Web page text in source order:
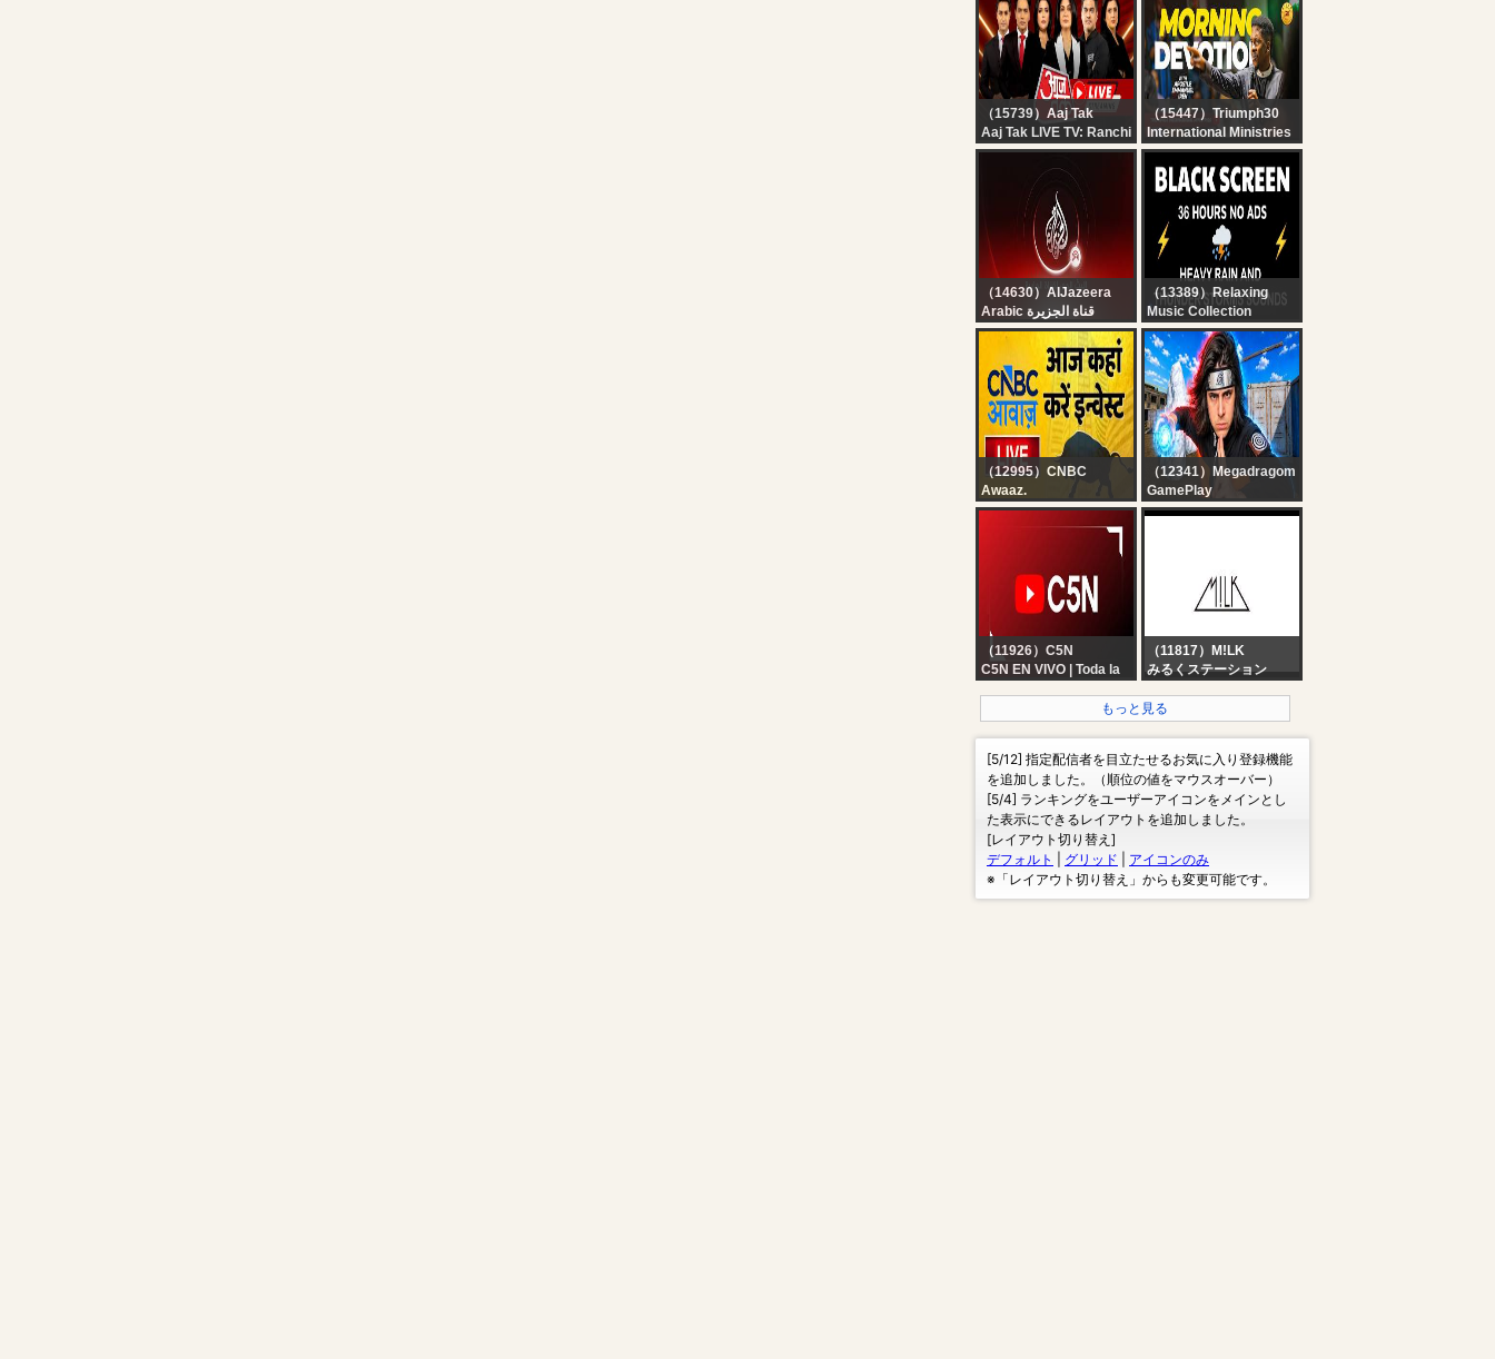
வெடிக்கும் பஞ்சாயத்து..
அலறும் பேரவை
Vs உதயநிதி.. அனல்
தெறிக்கும் விவாதம்
（15739）Aaj Tak
Aaj Tak LIVE TV: Ranchi
Student Protest |
Parliament Session |
PM Modi | Rahul Gandhi
| Hindi News
（15447）Triumph30
International Ministries
MORNING DEVOTION
WITH APOSTLE
EMMANUEL IREN |
GENESIS 5
COMMENTARY | 7TH
AUGUST 2026
（14630）AlJazeera
Arabic قناة الجزيرة
البث الحي لقناة الجزيرة |
التغطية مستمرة
（13389）Relaxing
Music Collection
? Heavy Rain and
Thunder Sounds for
Sleeping - Black
Screen | Perfect
Thunderstorm for Rest,
Live
（12995）CNBC
Awaaz.
Stock Market Updates
Live: आज कहां करें इन्वेस्ट |
CNBC Awaaz
（12341）Megadragom
GamePlay
? LIVE 35 BOOYAHS
AO VIVO ❤️
（11926）C5N
C5N EN VIVO | Toda la
transmisión las 24
（11817）M!LK
みるくステーション
もっと見る
[5/12] 指定配信者を目立たせるお気に入り登録機能
を追加しました。（順位の値をマウスオーバー）
[5/4] ランキングをユーザーアイコンをメインとし
た表示にできるレイアウトを追加しました。
[レイアウト切り替え]
デフォルト
グリッド
アイコンのみ
※「レイアウト切り替え」からも変更可能です。